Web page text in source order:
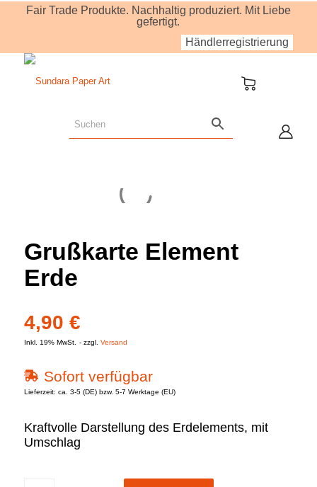
Fair Trade Produkte. Nachhaltig produziert. Mit Liebe
gefertigt.
Händlerregistrierung
Grußkarte Element
Erde
4,90 €
Inkl. 19% MwSt. zzgl. Versand
Sofort verfügbar
Lieferzeit: ca. 3-5 (DE) bzw. 5-7 Werktage (EU)
Kraftvolle Darstellung des Erdelements, mit
Umschlag